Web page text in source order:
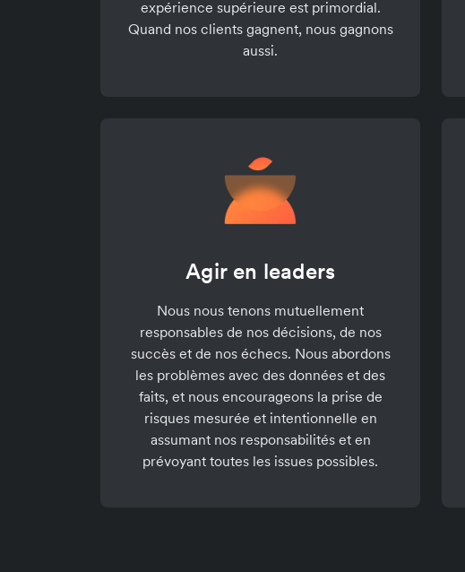
expérience supérieure est primordial.
Quand nos clients gagnent, nous gagnons
aussi.
Agir en leaders
Nous nous tenons mutuellement
responsables de nos décisions, de nos
succès et de nos échecs. Nous abordons
les problèmes avec des données et des
faits, et nous encourageons la prise de
risques mesurée et intentionnelle en
assumant nos responsabilités et en
prévoyant toutes les issues possibles.